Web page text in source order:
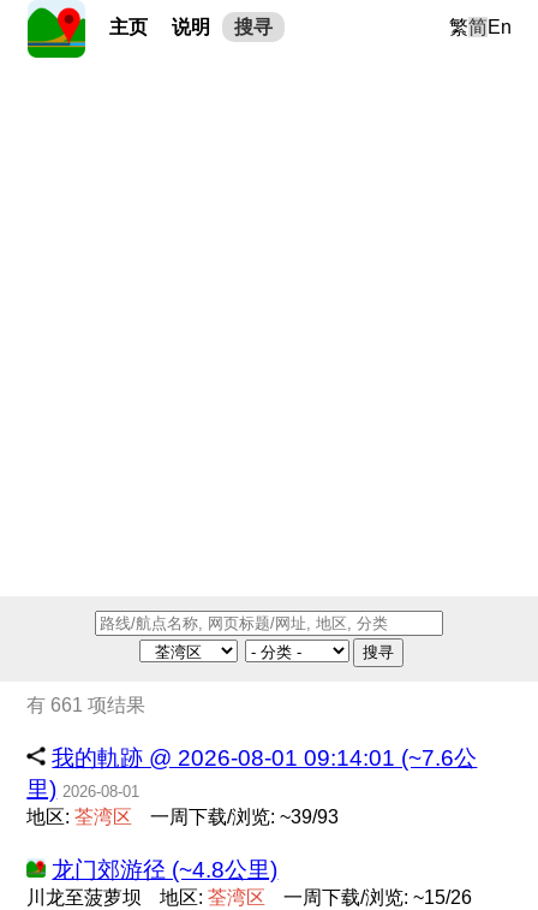
主页 说明 搜寻 繁简En
搜寻
有 661 项结果
我的軌跡 @ 2026-08-01 09:14:01 (~7.6公
里) 2026-08-01
地区:荃湾区 一周下载/浏览: ~39/93
龙门郊游径 (~4.8公里)
川龙至菠萝坝 地区:荃湾区 一周下载/浏览: ~15/26